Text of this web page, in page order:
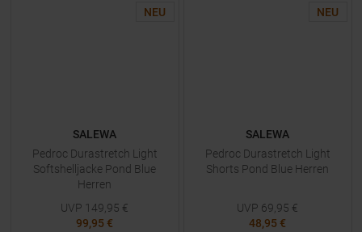
NEU
SALEWA
Pedroc Durastretch Light
Softshelljacke Pond Blue
Herren
UVP 149,95 €
99,95 €
NEU
SALEWA
Pedroc Durastretch Light
Shorts Pond Blue Herren
UVP 69,95 €
48,95 €